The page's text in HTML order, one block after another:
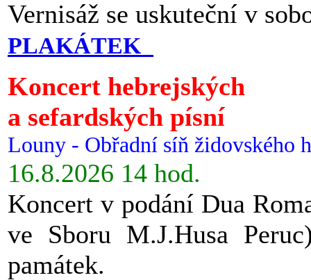
Vernisáž se uskuteční v
PLAKÁTEK
Koncert hebrejských
a sefardských písní
Louny - Obřadní síň židovského
16.8.2026 14 hod.
Koncert v podání Dua
ve Sboru M.J.Husa
památek.